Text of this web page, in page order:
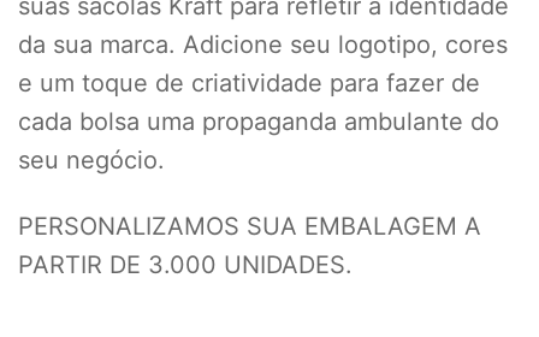
da sua marca. Adicione seu logotipo, cores
e um toque de criatividade para fazer de
cada bolsa uma propaganda ambulante do
seu negócio.
PERSONALIZAMOS SUA EMBALAGEM A
PARTIR DE 3.000 UNIDADES.